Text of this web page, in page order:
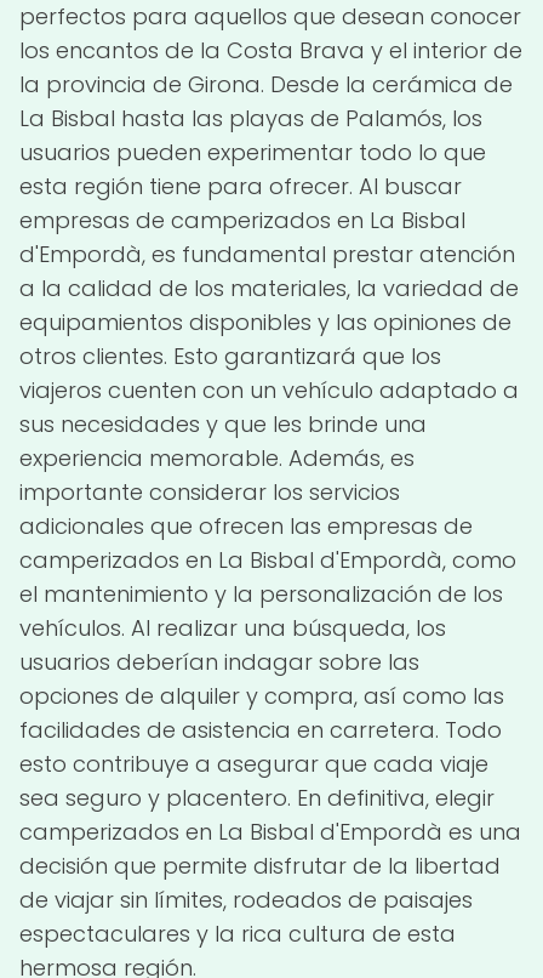
perfectos para aquellos que desean conocer
los encantos de la Costa Brava y el interior de
la provincia de Girona. Desde la cerámica de
La Bisbal hasta las playas de Palamós, los
usuarios pueden experimentar todo lo que
esta región tiene para ofrecer. Al buscar
empresas de camperizados en La Bisbal
d'Empordà, es fundamental prestar atención
a la calidad de los materiales, la variedad de
equipamientos disponibles y las opiniones de
otros clientes. Esto garantizará que los
viajeros cuenten con un vehículo adaptado a
sus necesidades y que les brinde una
experiencia memorable. Además, es
importante considerar los servicios
adicionales que ofrecen las empresas de
camperizados en La Bisbal d'Empordà, como
el mantenimiento y la personalización de los
vehículos. Al realizar una búsqueda, los
usuarios deberían indagar sobre las
opciones de alquiler y compra, así como las
facilidades de asistencia en carretera. Todo
esto contribuye a asegurar que cada viaje
sea seguro y placentero. En definitiva, elegir
camperizados en La Bisbal d'Empordà es una
decisión que permite disfrutar de la libertad
de viajar sin límites, rodeados de paisajes
espectaculares y la rica cultura de esta
hermosa región.